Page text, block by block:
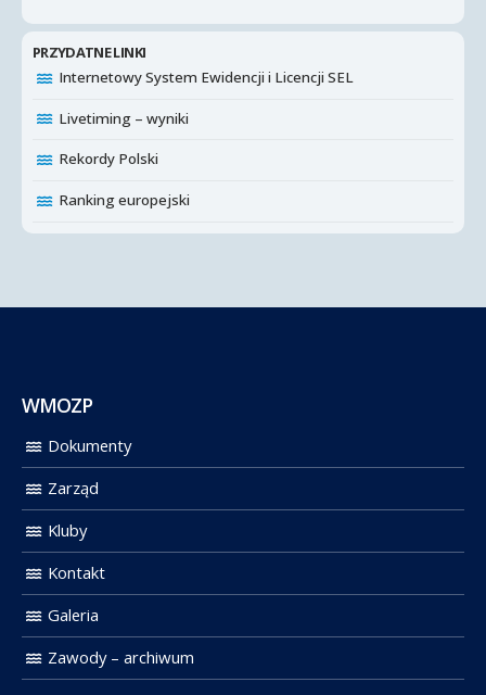
PRZYDATNE LINKI
Internetowy System Ewidencji i Licencji SEL
Livetiming – wyniki
Rekordy Polski
Ranking europejski
WMOZP
Dokumenty
Zarząd
Kluby
Kontakt
Galeria
Zawody – archiwum